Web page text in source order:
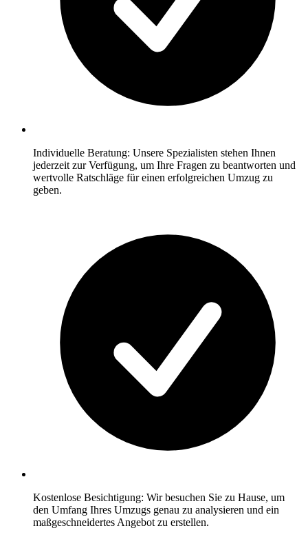
Individuelle Beratung: Unsere Spezialisten stehen Ihnen
jederzeit zur Verfügung, um Ihre Fragen zu beantworten und
wertvolle Ratschläge für einen erfolgreichen Umzug zu
geben.
Kostenlose Besichtigung: Wir besuchen Sie zu Hause, um
den Umfang Ihres Umzugs genau zu analysieren und ein
maßgeschneidertes Angebot zu erstellen.